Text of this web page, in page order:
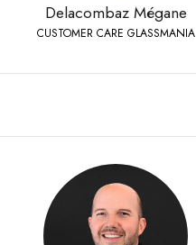
Delacombaz Mégane
CUSTOMER CARE GLASSMANIA
Fernandez Patrick
CUSTOMER CARE
Bioley-Orjulaz